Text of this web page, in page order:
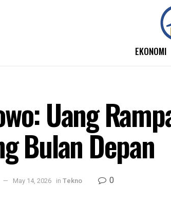
EKONOMI
Uang
Bulan Depan
May 14, 2026 in Tekno 0